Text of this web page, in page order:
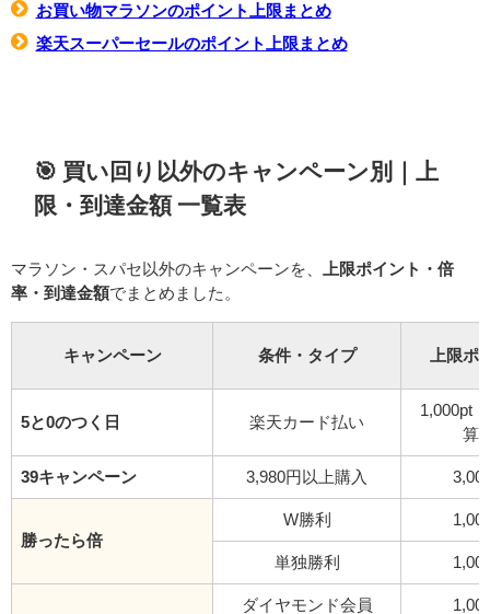
お買い物マラソンのポイント上限まとめ
楽天スーパーセールのポイント上限まとめ
🎯 買い回り以外のキャンペーン別｜上
限・到達金額 一覧表
マラソン・スパセ以外のキャンペーンを、
上限ポイント・倍
率・到達金額でまとめました。
キャンペーン 条件・タイプ 上限ポ
5と0のつく日 楽天カード払い
1,000pt
算
39キャンペーン 3,980円以上購入
勝ったら倍
W勝利
単独勝利
ダイヤモンド会員